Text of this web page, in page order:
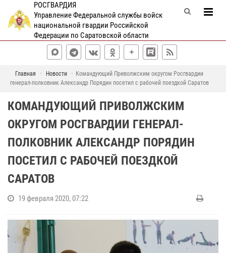
РОСГВАРДИЯ
Управление Федеральной службы войск
национальной гвардии Российской
Федерации по Саратовской области
Главная Новости
Командующий Приволжским округом Росгвардии
генерал-полковник Александр Порядин посетил с рабочей поездкой Саратов
КОМАНДУЮЩИЙ ПРИВОЛЖСКИМ
ОКРУГОМ РОСГВАРДИИ ГЕНЕРАЛ-
ПОЛКОВНИК АЛЕКСАНДР ПОРЯДИН
ПОСЕТИЛ С РАБОЧЕЙ ПОЕЗДКОЙ
САРАТОВ
19 февраля 2020, 07:22